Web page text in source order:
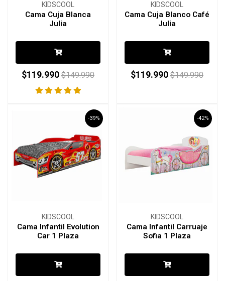
KIDSCOOL
Cama Cuja Blanca
Julia
$119.990 $149.990
KIDSCOOL
Cama Cuja Blanco Café
Julia
$119.990 $149.990
-39%
KIDSCOOL
Cama Infantil Evolution
Car 1 Plaza
-42%
KIDSCOOL
Cama Infantil Carruaje
Sofia 1 Plaza